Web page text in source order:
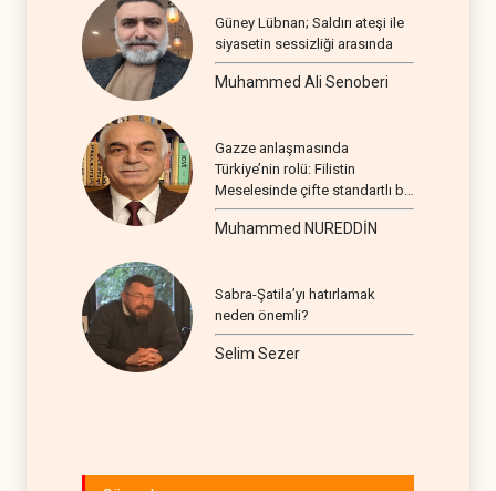
Güney Lübnan; Saldırı ateşi ile
siyasetin sessizliği arasında
Muhammed Ali Senoberi
Gazze anlaşmasında
Türkiye’nin rolü: Filistin
Meselesinde çifte standartlı bir
seyir
Muhammed NUREDDİN
Sabra-Şatila’yı hatırlamak
neden önemli?
Selim Sezer